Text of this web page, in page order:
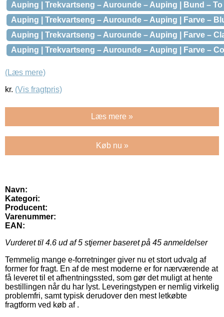
Auping | Trekvartseng – Aurounde – Auping | Bund –
Auping | Trekvartseng – Aurounde – Auping | Farve –
Auping | Trekvartseng – Aurounde – Auping | Farve –
Auping | Trekvartseng – Aurounde – Auping | Farve –
(Læs mere)
kr. (Vis fragtpris)
Læs mere »
Køb nu »
Navn:
Kategori:
Producent:
Varenummer:
EAN:
Vurderet til 4.6 ud af 5 stjerner baseret på 45 anmeldelser
Temmelig mange e-forretninger giver nu et stort udvalg af
former for fragt. En af de mest moderne er for nærværende at
få leveret til et afhentningssted, som gør det muligt at hente
bestillingen når du har lyst. Leveringstypen er nemlig virkelig
problemfri, samt typisk derudover den mest letkøbte
fragtform ved køb af .